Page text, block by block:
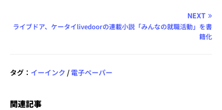
NEXT
ライブドア、ケータイlivedoorの連載小説「みんなの就職活動」を書
籍化
タグ： イーインク / 電子ペーパー
関連記事